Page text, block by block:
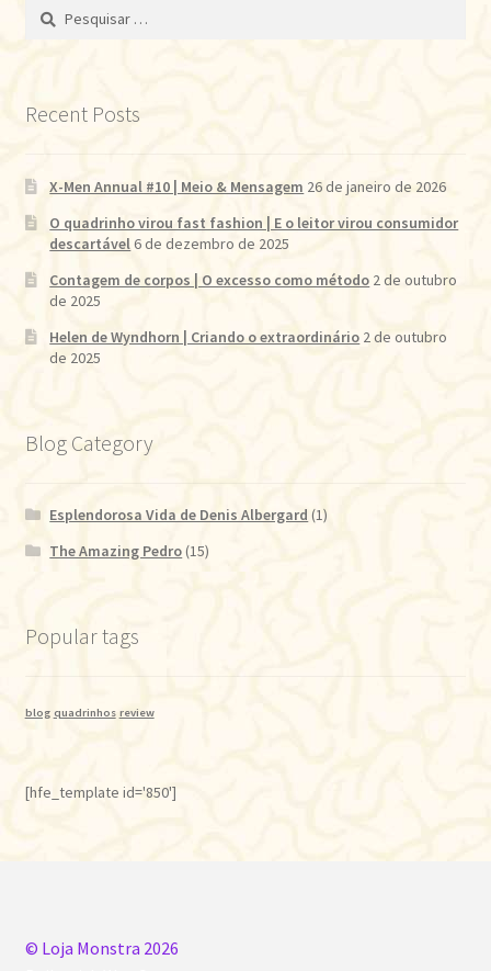
Pesquisar
Recent Posts
X-Men Annual #10 | Meio & Mensagem 26 de janeiro de 2026
O quadrinho virou fast fashion | E o leitor virou consumidor
descartável 6 de dezembro de 2025
Contagem de corpos | O excesso como método 2 de outubro
de 2025
Helen de Wyndhorn | Criando o extraordinário 2 de outubro
de 2025
Blog Category
Esplendorosa Vida de Denis Albergard (1)
The Amazing Pedro (15)
Popular tags
blog quadrinhos review
[hfe_template id='850']
© Loja Monstra 2026